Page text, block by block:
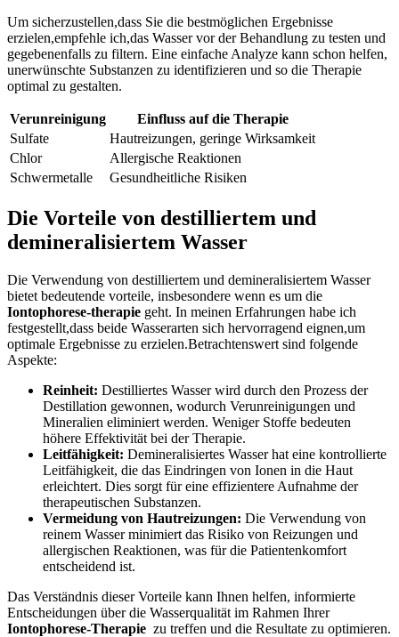
Um sicherzustellen,dass‌ Sie die ⁤bestmöglichen Ergebnisse
erzielen,empfehle ich,das Wasser ⁤vor der Behandlung zu testen ‍und
‍gegebenenfalls​ zu filtern.‌ Eine einfache Analyze kann schon‍ helfen,
unerwünschte Substanzen zu⁢ identifizieren und so die Therapie
optimal⁢ zu gestalten.
Verunreinigung
Einfluss auf die Therapie
Sulfate
Hautreizungen, geringe ​Wirksamkeit
Chlor
Allergische Reaktionen
Schwermetalle
Gesundheitliche‌ Risiken
Die Vorteile von destilliertem ​und‌
demineralisiertem Wasser
Die Verwendung von destilliertem⁤ und ‌demineralisiertem Wasser
bietet bedeutende vorteile,‌ insbesondere wenn es um die ⁤
Iontophorese-therapie geht.‍ In meinen ⁣Erfahrungen habe ich
festgestellt,dass ⁤beide Wasserarten ⁤sich hervorragend eignen,um⁤
optimale Ergebnisse zu erzielen.Betrachtenswert sind folgende
Aspekte:
Reinheit: Destilliertes‍ Wasser ​wird durch den‌ Prozess ​der
Destillation⁢ gewonnen, wodurch ​Verunreinigungen⁤ und
‍Mineralien ‍eliminiert‌ werden. Weniger Stoffe bedeuten
höhere Effektivität bei der Therapie.
Leitfähigkeit: ⁢Demineralisiertes ⁤Wasser hat eine kontrollierte
Leitfähigkeit,⁢ die ⁢das Eindringen von Ionen in die Haut
erleichtert. Dies sorgt für eine effizientere Aufnahme ⁢der
therapeutischen Substanzen.
Vermeidung von Hautreizungen: Die Verwendung ⁤von
reinem Wasser minimiert das Risiko ‌von ⁢Reizungen und⁢
allergischen Reaktionen, was ​für die ‍Patientenkomfort
entscheidend ist.
Das⁣ Verständnis dieser Vorteile ​kann Ihnen helfen, informierte
Entscheidungen über die Wasserqualität im Rahmen Ihrer
Iontophorese-Therapie ‍ zu‌ treffen und die Resultate zu optimieren.